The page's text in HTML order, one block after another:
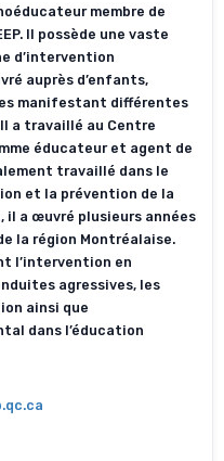
membre de
Il possède une vaste
d’intervention
auprès d’enfants,
manifestant différentes
a travaillé au Centre
éducateur et agent de
travaillé dans le
et la prévention de la
il a œuvré plusieurs années
la région Montréalaise.
l’intervention en
agressives, les
ainsi que
dans l’éducation